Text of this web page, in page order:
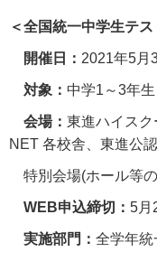
＜全国統一中学生テ
開催日： 2021年5月
対象： 中学1 ～3年生
会場： 東進ハイス
NET 各校舎、東進公認
特別会場(ホール等
WEB申込締切： 5月
実施部門： 全学年統